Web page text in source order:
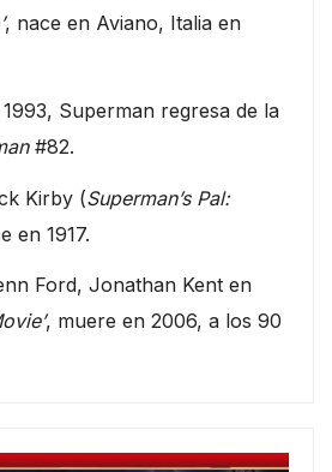
, nace en Aviano, Italia en
1993, Superman regresa de la
#82.
Kirby (Superman’s Pal:
en 1917.
Ford, Jonathan Kent en
, muere en 2006, a los 90